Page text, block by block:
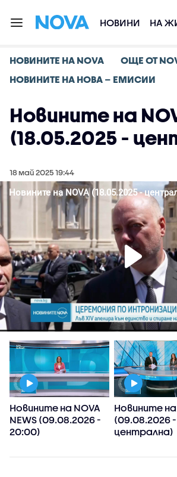
НОВИНИ НА
НОВИНИТЕ НА NOVA
ОЩЕ ОТ
НОВИНИТЕ НА НОВА – ЕМИСИИ
Новините на
(18.05.2025 -
18 май 2025 19:44
Новините на NOVA
NEWS (09.08.2026 -
20:00)
Новините на
(09.08.2026 -
централна)